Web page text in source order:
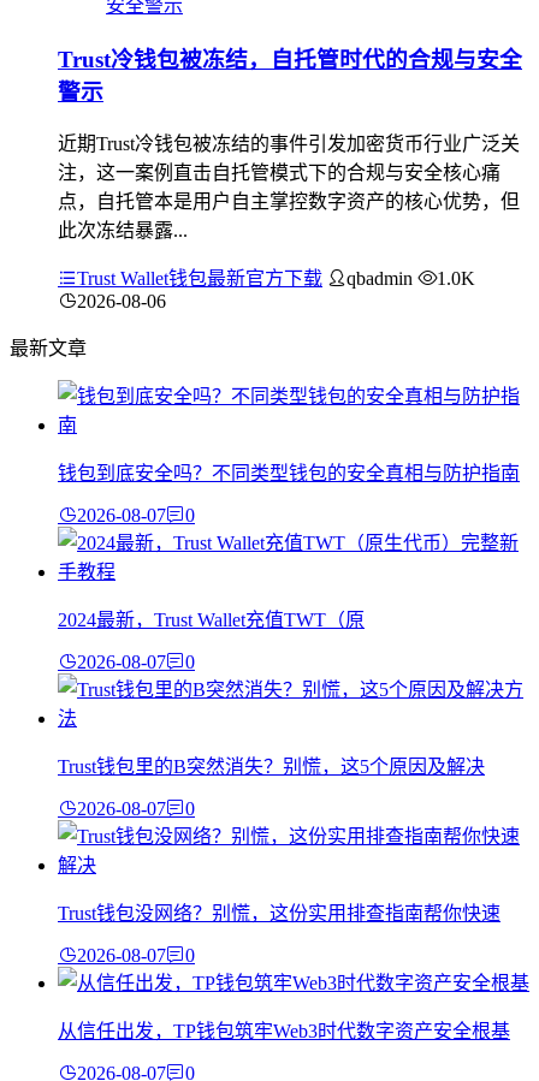
Trust冷钱包被冻结，自托管时代的合规与安全
警示
近期Trust冷钱包被冻结的事件引发加密货币行业广泛关
注，这一案例直击自托管模式下的合规与安全核心痛
点，自托管本是用户自主掌控数字资产的核心优势，但
此次冻结暴露...
Trust Wallet钱包最新官方下载 qbadmin
1.0K
2026-08-06
最新文章
钱包到底安全吗？不同类型钱包的安全真相与防护指南
2026-08-07 0
2024最新，Trust Wallet充值TWT（原
2026-08-07 0
Trust钱包里的B突然消失？别慌，这5个原因及解决
2026-08-07 0
Trust钱包没网络？别慌，这份实用排查指南帮你快速
2026-08-07 0
从信任出发，TP钱包筑牢Web3时代数字资产安全根基
2026-08-07 0